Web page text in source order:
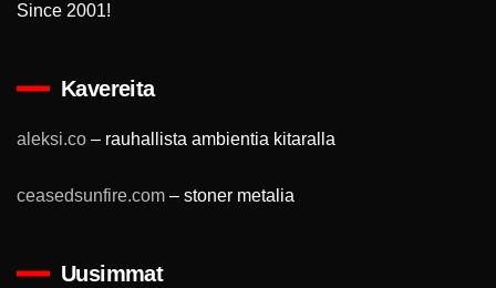
Since 2001!
Kavereita
aleksi.co – rauhallista ambientia kitaralla
ceasedsunfire.com – stoner metalia
Uusimmat